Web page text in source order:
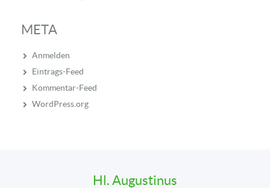
META
Anmelden
Eintrags-Feed
Kommentar-Feed
WordPress.org
Hl. Augustinus